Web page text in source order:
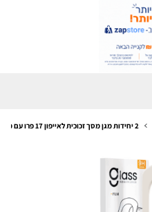
2 יחידות מגן מסך זכוכית לאייפון 17 פרו עם מתקן יישור אוטומטי מסיר אבק